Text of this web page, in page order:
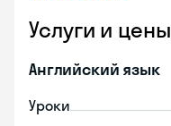
Услуги и цены
Английский язык
Уроки